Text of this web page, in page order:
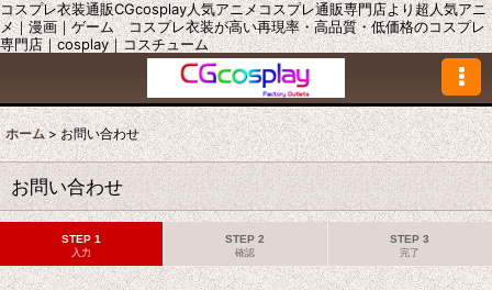
コスプレ衣装通販CGcosplay人気アニメコスプレ通販専門店より超人気アニ
メ｜漫画｜ゲーム コスプレ衣装が高い再現率・高品質・低価格のコスプレ
専門店｜cosplay｜コスチューム
ホーム > お問い合わせ
お問い合わせ
STEP 1
入力
STEP 2
確認
STEP 3
完了